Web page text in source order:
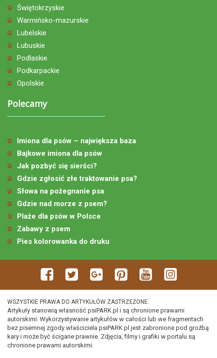
Świętokrzyskie
Warmińsko-mazurskie
Lubelskie
Lubuskie
Podlaskie
Podkarpackie
Opolskie
Polecamy
Imiona dla psów – największa baza
Bajkowe imiona dla psów
Jak pozbyć się sierści?
Gdzie zgłosić złe traktowanie psa?
Słowa na pożegnanie psa
Gdzie nad morze z psem?
Plaże dla psów w Polsce
Zabawy z psem
Pies kolorowanka do druku
WSZYSTKIE PRAWA DO ARTYKUŁÓW ZASTRZEŻONE.
Artykuły stanowią własność psiPARK.pl i są chronione prawami
autorskimi. Wykorzystywanie artykułów w całości lub we fragmentach
bez pisemnej zgody właściciela psiPARK.pl jest zabronione pod groźbą
kary i może być ścigane prawnie. Zdjęcia, filmy i grafiki w portalu są
chronione prawami autorskimi.